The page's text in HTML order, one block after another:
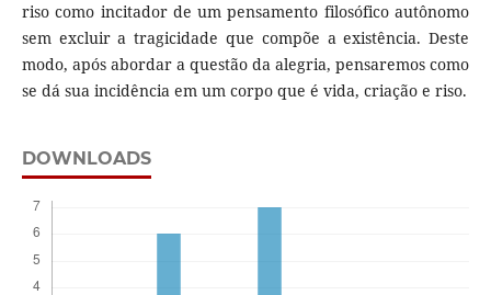
riso como incitador de um pensamento filosófico autônomo
sem excluir a tragicidade que compõe a existência. Deste
modo, após abordar a questão da alegria, pensaremos como
se dá sua incidência em um corpo que é vida, criação e riso.
DOWNLOADS